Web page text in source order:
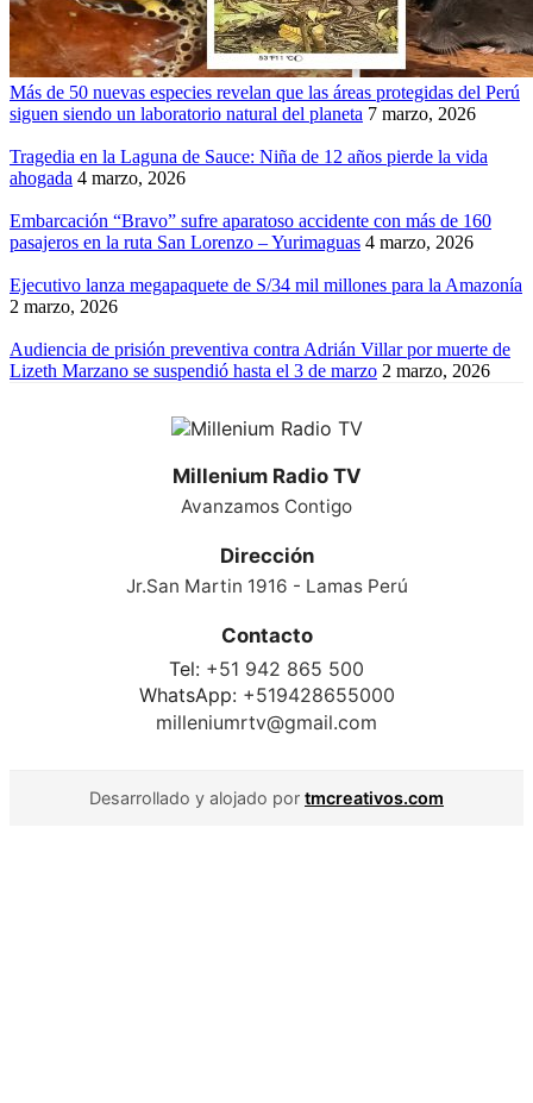
Más de 50 nuevas especies revelan que las áreas protegidas del Perú
siguen siendo un laboratorio natural del planeta 7 marzo, 2026
Tragedia en la Laguna de Sauce: Niña de 12 años pierde la vida
ahogada 4 marzo, 2026
Embarcación “Bravo” sufre aparatoso accidente con más de 160
pasajeros en la ruta San Lorenzo – Yurimaguas 4 marzo, 2026
Ejecutivo lanza megapaquete de S/34 mil millones para la Amazonía
2 marzo, 2026
Audiencia de prisión preventiva contra Adrián Villar por muerte de
Lizeth Marzano se suspendió hasta el 3 de marzo 2 marzo, 2026
Millenium Radio TV
Avanzamos Contigo
Dirección
Jr.San Martin 1916 - Lamas Perú
Contacto
Tel: +51 942 865 500
WhatsApp: +519428655000
milleniumrtv@gmail.com
Desarrollado y alojado por tmcreativos.com